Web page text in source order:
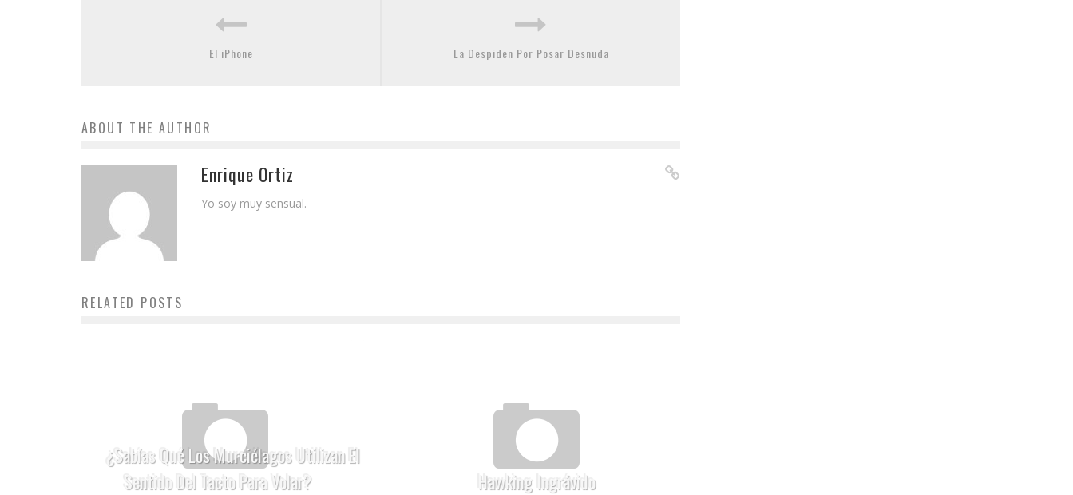
El iPhone La Despiden Por Posar Desnuda
ABOUT THE AUTHOR
Enrique Ortiz
Yo soy muy sensual.
RELATED POSTS
¿Sabías Qué Los Murciélagos Utilizan El
Sentido Del Tacto Para Volar?
Hawking Ingrávido